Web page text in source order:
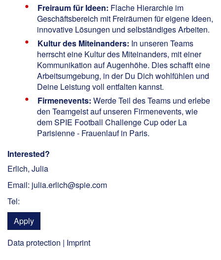
Freiraum für Ideen: Flache Hierarchie im
Geschäftsbereich mit Freiräumen für eigene Ideen,
innovative Lösungen und selbständiges Arbeiten.
Kultur des Miteinanders: In unseren Teams
herrscht eine Kultur des Miteinanders, mit einer
Kommunikation auf Augenhöhe. Dies schafft eine
Arbeitsumgebung, in der Du Dich wohlfühlen und
Deine Leistung voll entfalten kannst.
Firmenevents: Werde Teil des Teams und erlebe
den Teamgeist auf unseren Firmenevents, wie
dem SPIE Football Challenge Cup oder La
Parisienne - Frauenlauf in Paris.
Interested?
Erlich, Julia
Email: julia.erlich@spie.com
Tel:
Apply
Data protection | Imprint